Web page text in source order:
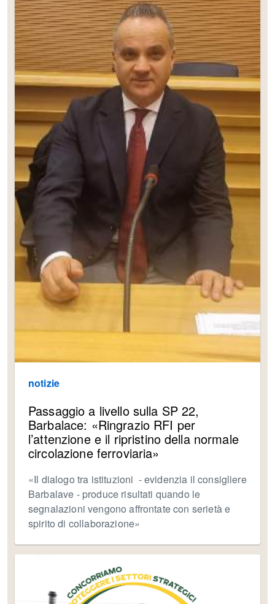
notizie
Passaggio a livello sulla SP 22,
Barbalace: «Ringrazio RFI per
l’attenzione e il ripristino della normale
circolazione ferroviaria»
«Il dialogo tra istituzioni - evidenzia il consigliere
Barbalave - produce risultati quando le
segnalazioni vengono affrontate con serietà e
spirito di collaborazione»